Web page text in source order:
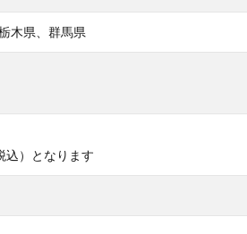
木県、群馬県
込）となります